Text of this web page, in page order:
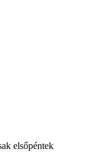
elsőpéntek